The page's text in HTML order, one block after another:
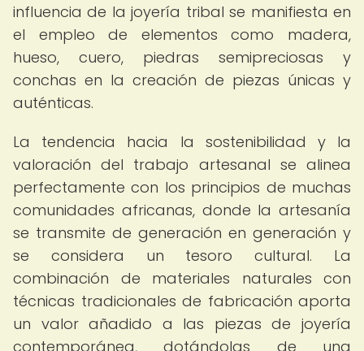
influencia de la joyería tribal se manifiesta en
el empleo de elementos como madera,
hueso, cuero, piedras semipreciosas y
conchas en la creación de piezas únicas y
auténticas.
La tendencia hacia la sostenibilidad y la
valoración del trabajo artesanal se alinea
perfectamente con los principios de muchas
comunidades africanas, donde la artesanía
se transmite de generación en generación y
se considera un tesoro cultural. La
combinación de materiales naturales con
técnicas tradicionales de fabricación aporta
un valor añadido a las piezas de joyería
contemporánea, dotándolas de una